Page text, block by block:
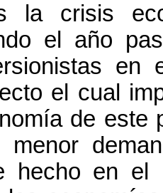
la crisis
el año
en
el cual
de este
menor
hecho en el